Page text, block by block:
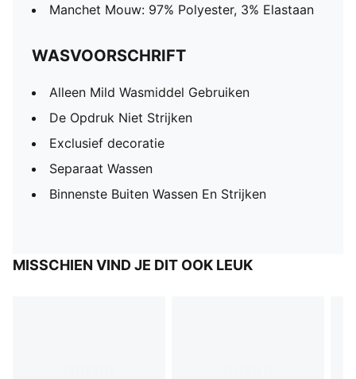
Manchet Mouw: 97% Polyester, 3% Elastaan
WASVOORSCHRIFT
Alleen Mild Wasmiddel Gebruiken
De Opdruk Niet Strijken
Exclusief decoratie
Separaat Wassen
Binnenste Buiten Wassen En Strijken
MISSCHIEN VIND JE DIT OOK LEUK